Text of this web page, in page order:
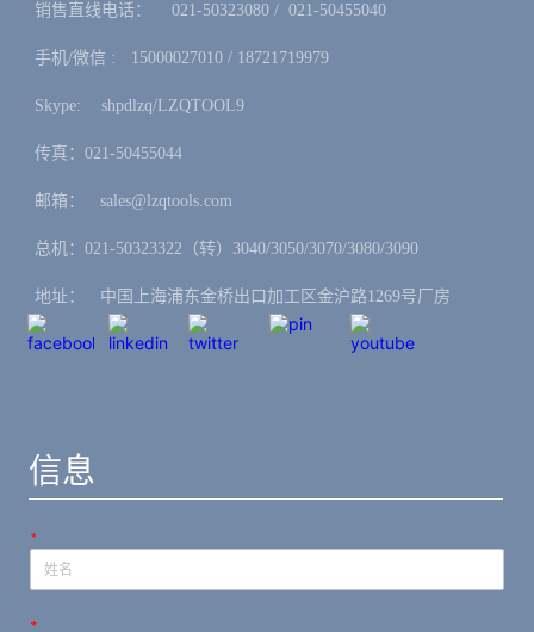
销售直线电话：ㅤ 021-50323080 / 021-50455040
手机/微信 :ㅤ15000027010 / 18721719979
Skype: ㅤshpdlzq/LZQTOOL9
传真：021-50455044
邮箱：ㅤsales@lzqtools.com
总机：021-50323322（转）3040/3050/3070/3080/3090
地址：ㅤ中国上海浦东金桥出口加工区金沪路1269号厂房
信息
*
*